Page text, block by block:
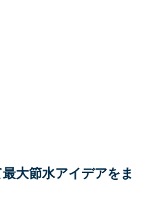
大節水アイデアをま